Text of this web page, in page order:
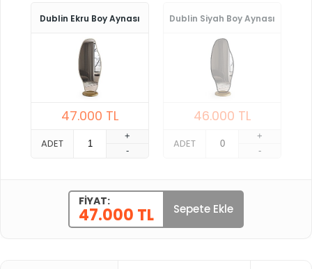
Dublin Ekru Boy Aynası
47.000 TL
ADET
+
-
Dublin Siyah Boy Aynası
46.000 TL
ADET
+
-
FIYAT:
47.000 TL Sepete Ekle